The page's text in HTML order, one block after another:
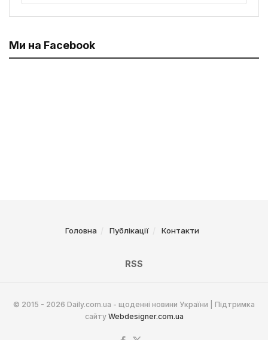
Ми на Facebook
Головна Публікації Контакти
RSS
© 2015 - 2026 Daily.com.ua - щоденні новини України | Підтримка
сайту Webdesigner.com.ua